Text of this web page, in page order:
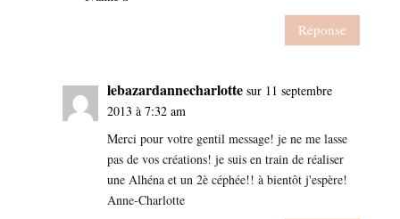
Réponse
lebazardannecharlotte sur 11 septembre
2013 à 7:32 am
Merci pour votre gentil message! je ne me lasse
pas de vos créations! je suis en train de réaliser
une Alhéna et un 2è céphée!! à bientôt j'espère!
Anne-Charlotte